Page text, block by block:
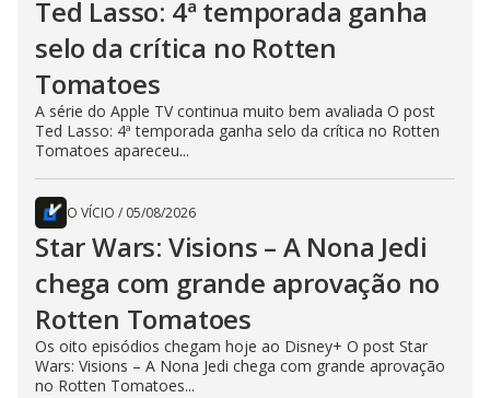
Ted Lasso: 4ª temporada ganha
selo da crítica no Rotten
Tomatoes
A série do Apple TV continua muito bem avaliada O post
Ted Lasso: 4ª temporada ganha selo da crítica no Rotten
Tomatoes apareceu...
O VÍCIO / 05/08/2026
Star Wars: Visions – A Nona Jedi
chega com grande aprovação no
Rotten Tomatoes
Os oito episódios chegam hoje ao Disney+ O post Star
Wars: Visions – A Nona Jedi chega com grande aprovação
no Rotten Tomatoes...